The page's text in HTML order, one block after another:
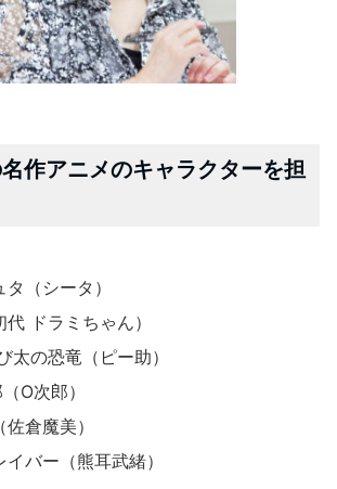
作アニメのキャラクターを担
（シータ）
ドラミちゃん）
太の恐竜（ピー助）
O次郎）
倉魔美）
バー（熊耳武緒）